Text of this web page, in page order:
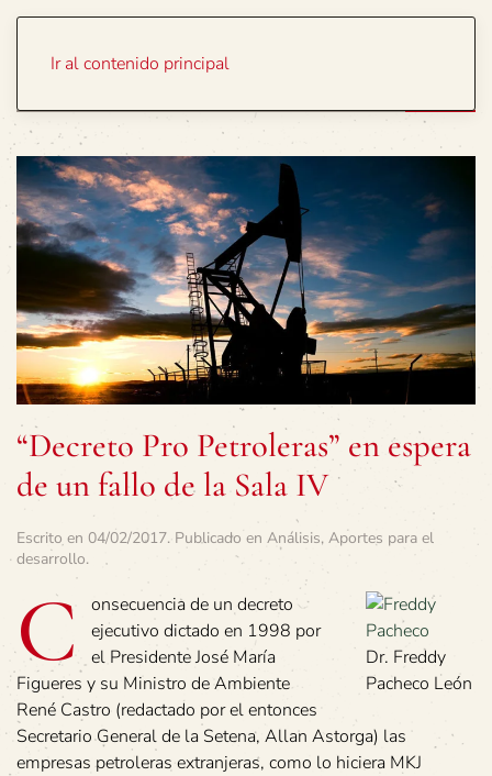
Ir al contenido principal
“Decreto Pro Petroleras” en espera
de un fallo de la Sala IV
Escrito en 04/02/2017. Publicado en Análisis, Aportes para el
desarrollo.
Dr. Freddy
Pacheco León
C
onsecuencia de un decreto
ejecutivo dictado en 1998 por
el Presidente José María
Figueres y su Ministro de Ambiente
René Castro (redactado por el entonces
Secretario General de la Setena, Allan Astorga) las
empresas petroleras extranjeras, como lo hiciera MKJ